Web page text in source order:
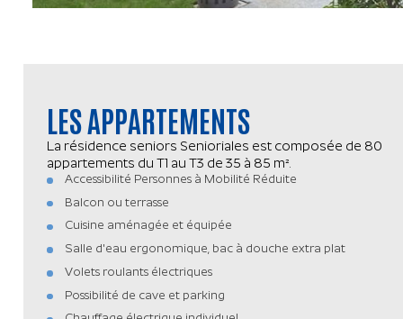
LES APPARTEMENTS
La résidence seniors Senioriales est composée de 80
appartements du T1 au T3 de 35 à 85 m².
Accessibilité Personnes à Mobilité Réduite
Balcon ou terrasse
Cuisine aménagée et équipée
Salle d'eau ergonomique, bac à douche extra plat
Volets roulants électriques
Possibilité de cave et parking